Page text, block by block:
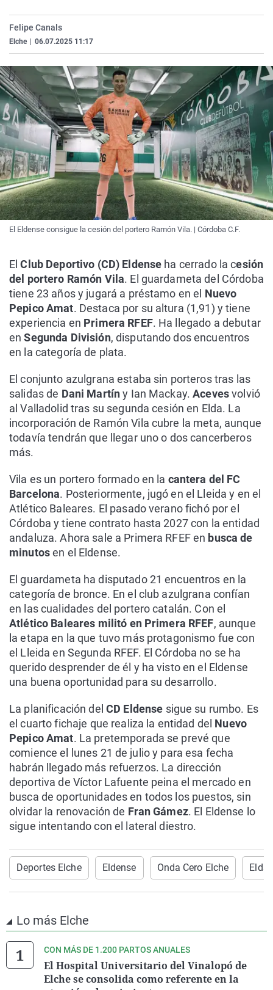
Como el perro y el
Equipo de
Operación Viuda
La Rioja
Navarra
País Vasco
Elecciones
Felipe Canals
Elche 06.07.2025 11:17
El Eldense consigue la cesión del portero Ramón Vila. | Córdoba C.F.
ElClub Deportivo (CD) Eldense ha cerrado la cesión
del portero Ramón Vila. El guardameta del Córdoba
tiene 23 años y jugará a préstamo en el Nuevo
Pepico Amat. Destaca por su altura (1,91) y tiene
experiencia en Primera RFEF. Ha llegado a debutar
enSegunda División, disputando dos encuentros
en la categoría de plata.
El conjunto azulgrana estaba sin porteros tras las
salidas de Dani Martíny Ian Mackay.Acevesvolvió
al Valladolid tras su segunda cesión en Elda. La
incorporación de Ramón Vila cubre la meta, aunque
todavía tendrán que llegar uno o dos cancerberos
más.
Vila es un portero formado en la cantera del FC
Barcelona. Posteriormente, jugó en el Lleida y en el
Atlético Baleares. El pasado verano fichó por el
Córdoba y tiene contrato hasta 2027 con la entidad
andaluza. Ahora sale a Primera RFEF en busca de
minutosen el Eldense.
El guardameta ha disputado 21 encuentros en la
categoría de bronce. En el club azulgrana confían
en las cualidades del portero catalán. Con el
Atlético Baleares militó en Primera RFEF, aunque
la etapa en la que tuvo más protagonismo fue con
el Lleida en Segunda RFEF. El Córdoba no se ha
querido desprender de él y ha visto en el Eldense
una buena oportunidad para su desarrollo.
La planificación del CD Eldense sigue su rumbo. Es
el cuarto fichaje que realiza la entidad del Nuevo
Pepico Amat. La pretemporada se prevé que
comience el lunes 21 de julio y para esa fecha
habrán llegado más refuerzos. La dirección
deportiva de Víctor Lafuente peina el mercado en
busca de oportunidades en todos los puestos, sin
olvidar la renovación de Fran Gámez. El Eldense lo
sigue intentando con el lateral diestro.
Deportes Elche Eldense Onda Cero Elche Elda
Lo más Elche
CON MÁS DE 1.200 PARTOS ANUALES
El Hospital Universitario del Vinalopó de
Elche se consolida como referente en la